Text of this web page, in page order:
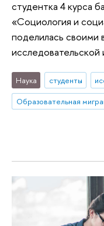
студентка 4 курса
«Социология и
поделилась своими
исследовательской
Наука студенты